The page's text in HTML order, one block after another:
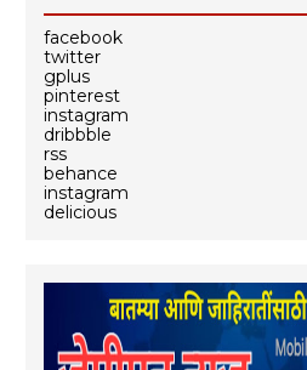
facebook
twitter
gplus
pinterest
instagram
dribbble
rss
behance
instagram
delicious